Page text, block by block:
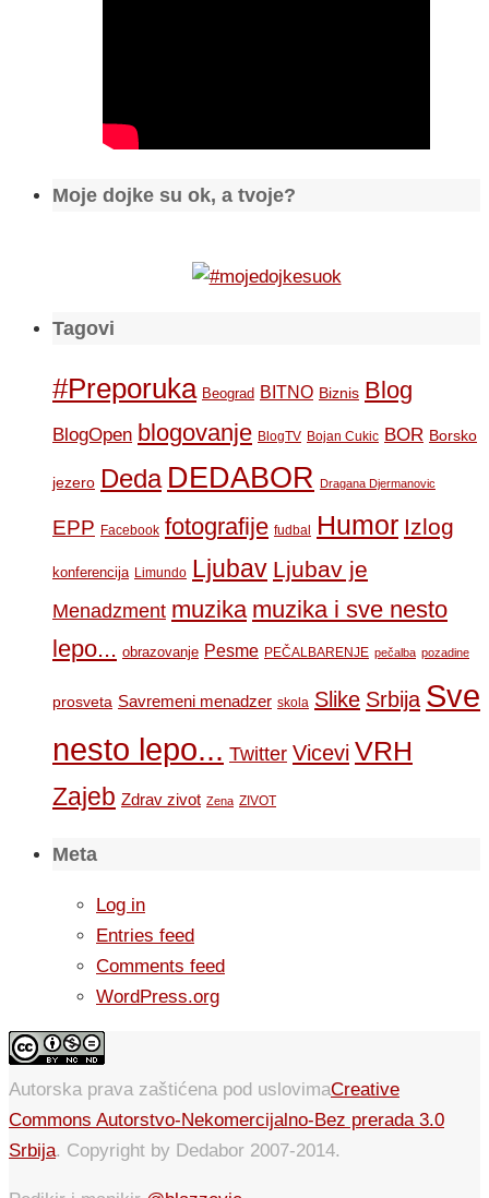
Moje dojke su ok, a tvoje?
Tagovi
#Preporuka Beograd BITNO Biznis Blog
BlogOpen blogovanje BlogTV Bojan Cukic BOR Borsko
jezero Deda DEDABOR Dragana Djermanovic
EPP Facebook fotografije fudbal Humor Izlog
konferencija Limundo Ljubav Ljubav je
Menadzment muzika muzika i sve nesto
lepo... obrazovanje Pesme PEČALBARENJE pečalba pozadine
prosveta Savremeni menadzer skola Slike Srbija Sve
nesto lepo... Twitter Vicevi VRH
Zajeb Zdrav zivot Zena ZIVOT
Meta
Log in
Entries feed
Comments feed
WordPress.org
Autorska prava zaštićena pod uslovimaCreative
Commons Autorstvo-Nekomercijalno-Bez prerada 3.0
Srbija. Copyright by Dedabor 2007-2014.